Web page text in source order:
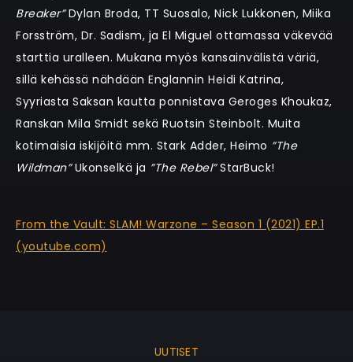
Breaker”Dylan Broda, TT Suosalo, Nick Lukkonen, Miika
Forsström, Dr. Sadism, ja El Miguel ottamassa väkevää
starttia uralleen. Mukana myös kansainvälistä väriä,
sillä kehässä nähdään Englannin Heidi Katrina,
Syyriasta Saksan kautta ponnistava Geroges Khoukaz,
Ranskan Mila Smidt sekä Ruotsin Steinbolt. Muita
kotimaisia iskijöitä mm. Stark Adder, Heimo ”The
Wildman”Ukonselkä ja ”The Rebel”StarBuck!
From the Vault: SLAM! Warzone – Season 1 (2021) EP.1
(youtube.com)
UUTISET